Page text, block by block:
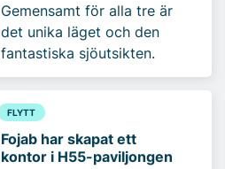
Gemensamt för alla tre är
det unika läget och den
fantastiska sjöutsikten.
FLYTT
Fojab har skapat ett
kontor i H55-paviljongen